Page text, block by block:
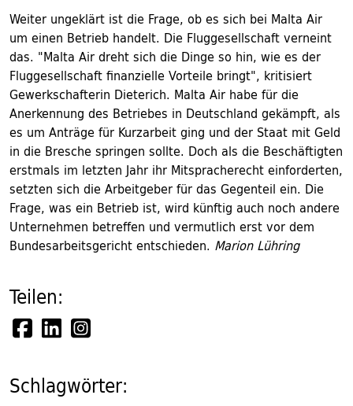
Weiter ungeklärt ist die Frage, ob es sich bei Malta Air
um einen Betrieb handelt. Die Fluggesellschaft verneint
das. "Malta Air dreht sich die Dinge so hin, wie es der
Fluggesellschaft finanzielle Vorteile bringt", kritisiert
Gewerkschafterin Dieterich. Malta Air habe für die
Anerkennung des Betriebes in Deutschland gekämpft, als
es um Anträge für Kurzarbeit ging und der Staat mit Geld
in die Bresche springen sollte. Doch als die Beschäftigten
erstmals im letzten Jahr ihr Mitspracherecht einforderten,
setzten sich die Arbeitgeber für das Gegenteil ein. Die
Frage, was ein Betrieb ist, wird künftig auch noch andere
Unternehmen betreffen und vermutlich erst vor dem
Bundesarbeitsgericht entschieden. Marion Lühring
Teilen:
Schlagwörter: